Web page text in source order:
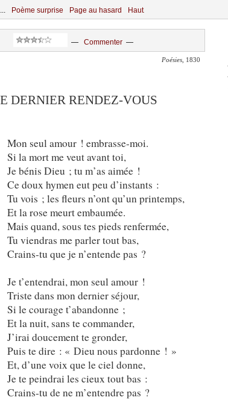
... Poème surprise Page au hasard Haut
— Commenter—
Poésies , 1830
DERNIER RENDEZ-VOUS
Mon seul amour ! embrasse-moi.
Si la mort me veut avant toi,
Je bénis Dieu ; tu m’as aimée !
Ce doux hymen eut peu d’instants :
Tu vois ; les fleurs n’ont qu’un printemps,
Et la rose meurt embaumée.
Mais quand, sous tes pieds renfermée,
Tu viendras me parler tout bas,
Crains-tu que je n’entende pas ?
Je t’entendrai, mon seul amour !
Triste dans mon dernier séjour,
Si le courage t’abandonne ;
Et la nuit, sans te commander,
J’irai doucement te gronder,
Puis te dire : « Dieu nous pardonne ! »
Et, d’une voix que le ciel donne,
Je te peindrai les cieux tout bas :
Crains-tu de ne m’entendre pas ?